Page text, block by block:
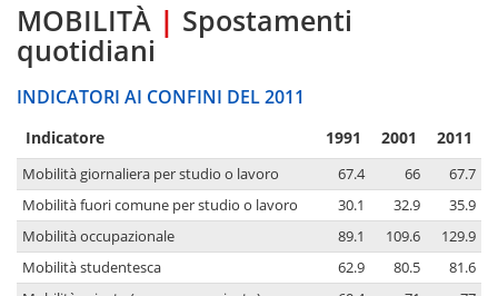
MOBILITÀ | Spostamenti
quotidiani
INDICATORI AI CONFINI DEL 2011
Indicatore 1991 2001 2011
Mobilità giornaliera per studio o lavoro 67.4 66
67.7
Mobilità fuori comune per studio o lavoro
30.1 32.9
35.9
Mobilità occupazionale
89.1 109.6
129.9
Mobilità studentesca
62.9 80.5
81.6